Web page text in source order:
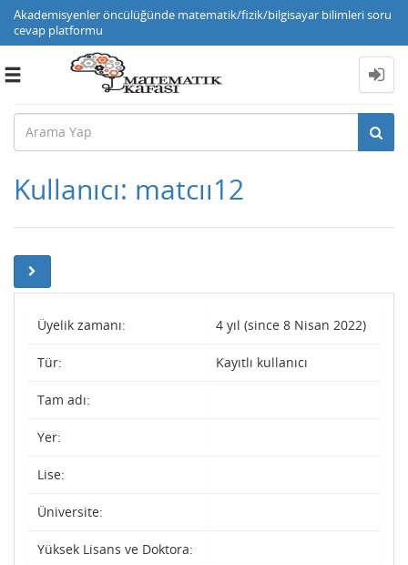
Akademisyenler öncülüğünde matematik/fizik/bilgisayar bilimleri soru
cevap platformu
Toggle
Kullanıcı: matcıı12
Üyelik zamanı: 4 yıl (since 8 Nisan 2022)
Tür: Kayıtlı kullanıcı
Tam adı:
Yer:
Lise:
Üniversite:
Yüksek Lisans ve Doktora: